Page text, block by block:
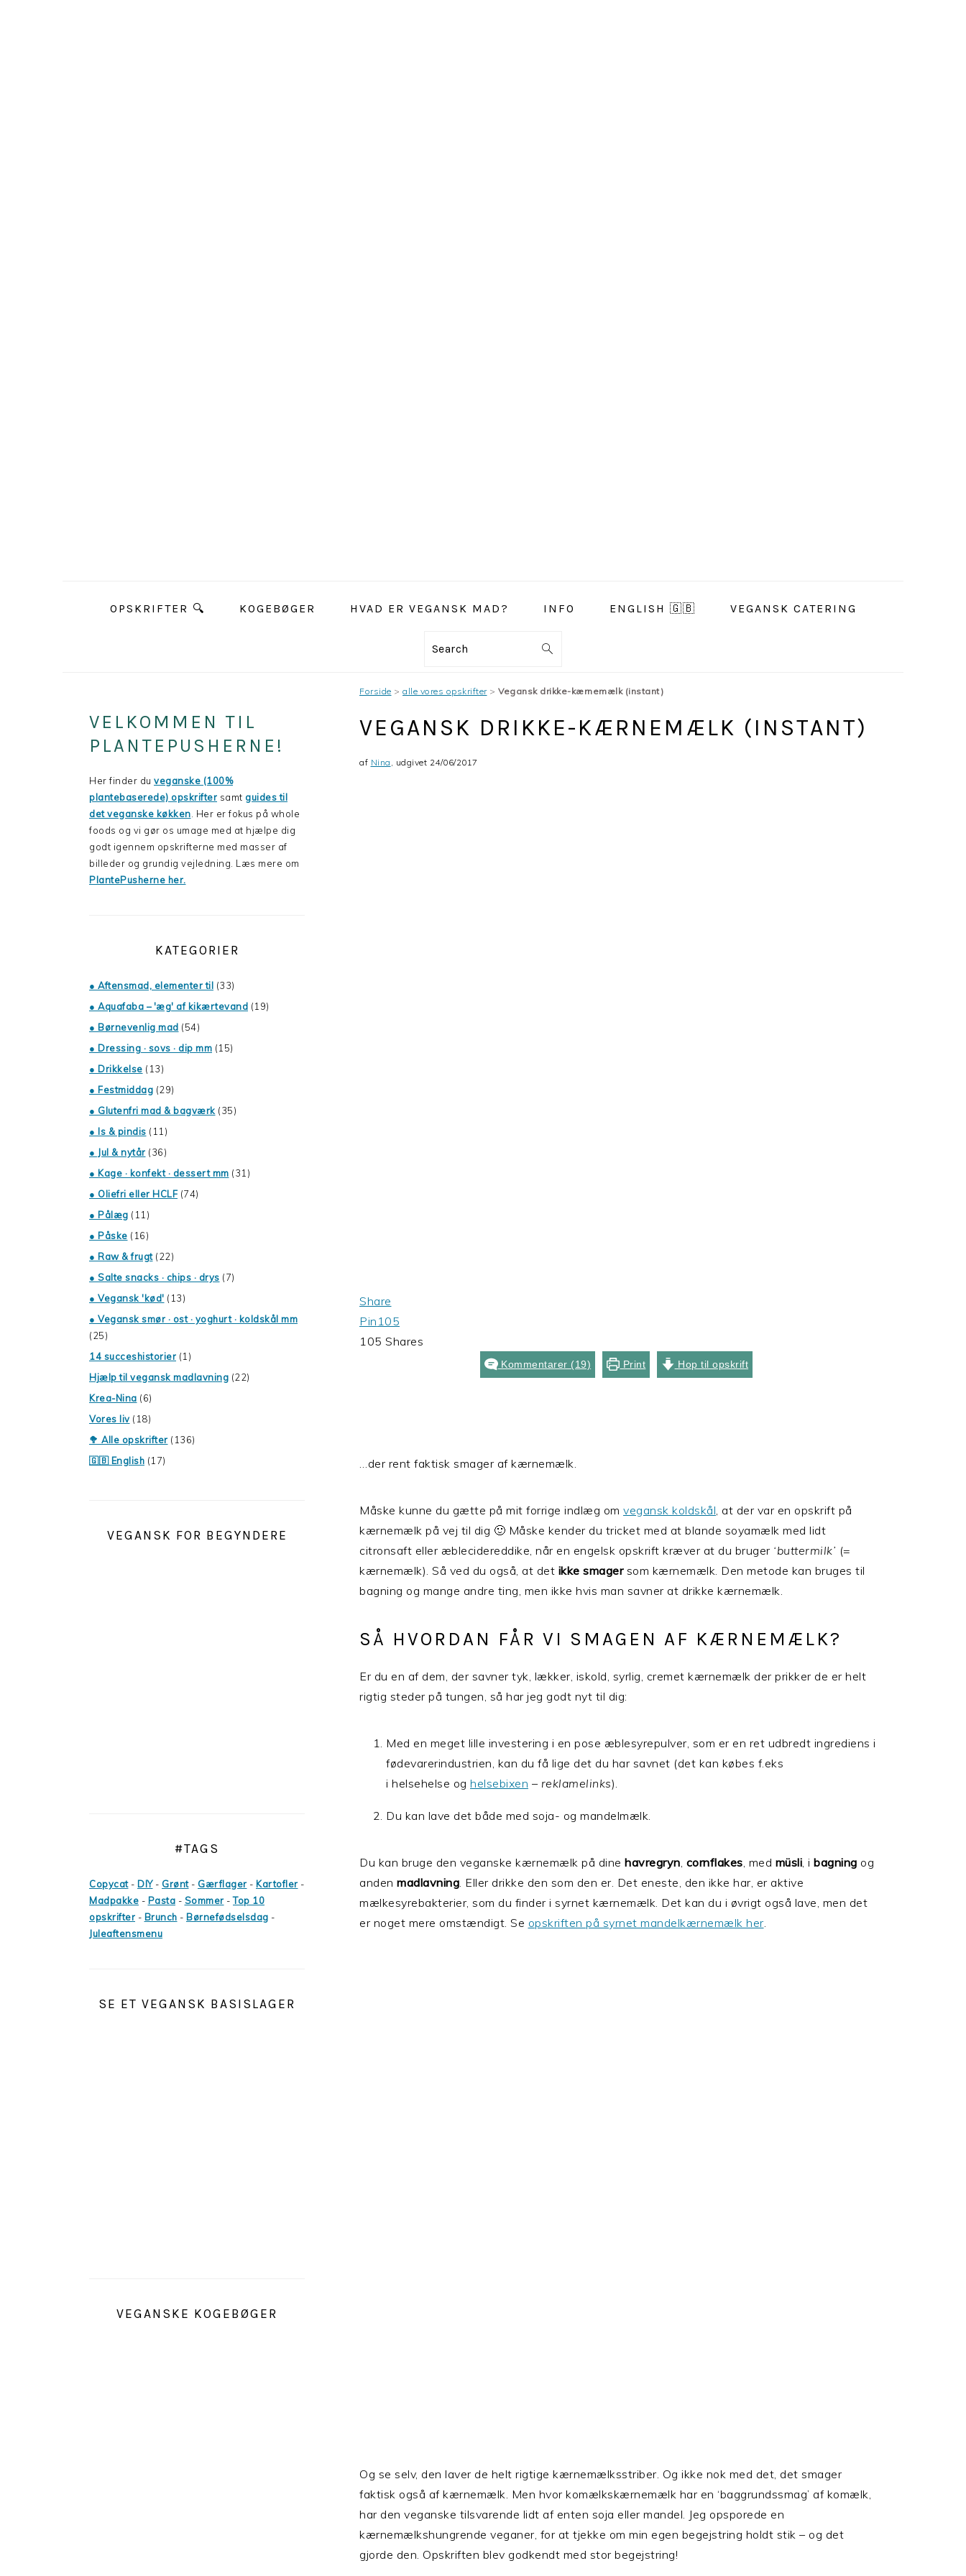
OPSKRIFTER 🔍 KOGEBØGER HVAD ER VEGANSK MAD? INFO ENGLISH 🇬🇧 VEGANSK CATERING
Search
Forside > alle vores opskrifter> Vegansk drikke-kærnemælk (instant)
VEGANSK DRIKKE-KÆRNEMÆLK (INSTANT)
af Nina , udgivet 24/06/2017
Share
Pin 105
105 Shares
Kommentarer (19) Print Hop til opskrift
…der rent faktisk smager af kærnemælk.
Måske kunne du gætte på mit forrige indlæg om vegansk koldskål, at der var en opskrift på
kærnemælk på vej til dig 🙂 Måske kender du tricket med at blande soyamælk med lidt
citronsaft eller æblecidereddike, når en engelsk opskrift kræver at du bruger ‘buttermilk’ (=
kærnemælk). Så ved du også, at det ikke smagersom kærnemælk. Den metode kan bruges til
bagning og mange andre ting, men ikke hvis man savner at drikke kærnemælk.
SÅ HVORDAN FÅR VI SMAGEN AF KÆRNEMÆLK?
Er du en af dem, der savner tyk, lækker, iskold, syrlig, cremet kærnemælk der prikker de er helt
rigtig steder på tungen, så har jeg godt nyt til dig:
Med en meget lille investering i en pose æblesyrepulver, som er en ret udbredt ingrediens i
fødevarerindustrien, kan du få lige det du har savnet (det kan købes f.eks
i helsehelse og helsebixen – reklamelinks).
Du kan lave det både med soja- og mandelmælk.
Du kan bruge den veganske kærnemælk på dine havregryn, cornflakes, med müsli, i bagning og
anden madlavning. Eller drikke den som den er. Det eneste, den ikke har, er aktive
mælkesyrebakterier, som du finder i syrnet kærnemælk. Det kan du i øvrigt også lave, men det
er noget mere omstændigt. Se opskriften på syrnet mandelkærnemælk her.
Og se selv, den laver de helt rigtige kærnemælksstriber. Og ikke nok med det, det smager
faktisk også af kærnemælk. Men hvor komælkskærnemælk har en ‘baggrundssmag’ af komælk,
har den veganske tilsvarende lidt af enten soja eller mandel. Jeg opsporede en
kærnemælkshungrende veganer, for at tjekke om min egen begejstring holdt stik – og det
gjorde den. Opskriften blev godkendt med stor begejstring!
PRIMARY
SIDEBAR
VELKOMMEN TIL
PLANTEPUSHERNE!
Her finder du veganske (100%
plantebaserede) opskrifter samt guides til
det veganske køkken . Her er fokus på whole
foods og vi gør os umage med at hjælpe dig
godt igennem opskrifterne med masser af
billeder og grundig vejledning. Læs mere om
PlantePusherne her.
KATEGORIER
● Aftensmad, elementer til (33)
● Aquafaba – 'æg' af kikærtevand (19)
● Børnevenlig mad (54)
● Dressing · sovs · dip mm (15)
● Drikkelse (13)
● Festmiddag (29)
● Glutenfri mad & bagværk (35)
● Is & pindis (11)
● Jul & nytår (36)
● Kage · konfekt · dessert mm (31)
● Oliefri eller HCLF (74)
● Pålæg (11)
● Påske (16)
● Raw & frugt(22)
● Salte snacks · chips · drys (7)
● Vegansk 'kød' (13)
● Vegansk smør · ost · yoghurt · koldskål mm
(25)
14 succeshistorier (1)
Hjælp til vegansk madlavning (22)
Krea-Nina (6)
Vores liv(18)
🥦 Alle opskrifter (136)
🇬🇧 English (17)
VEGANSK FOR BEGYNDERE
#TAGS
Copycat- DIY- Grønt- Gærflager - Kartofler -
Madpakke - Pasta - Sommer -Top 10
opskrifter - Brunch - Børnefødselsdag -
Juleaftensmenu
SE ET VEGANSK BASISLAGER
VEGANSKE KOGEBØGER